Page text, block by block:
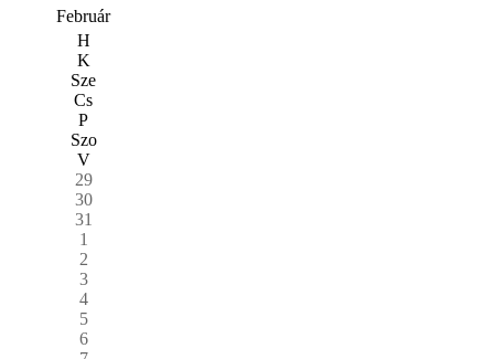
Február
H
K
Sze
Cs
P
Szo
V
29
30
31
1
2
3
4
5
6